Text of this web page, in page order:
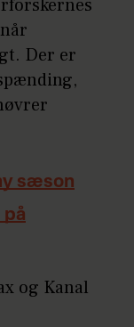
Der er
sæson
og Kanal